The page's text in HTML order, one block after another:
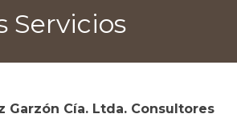
Servicios
Garzón Cía. Ltda. Consultores